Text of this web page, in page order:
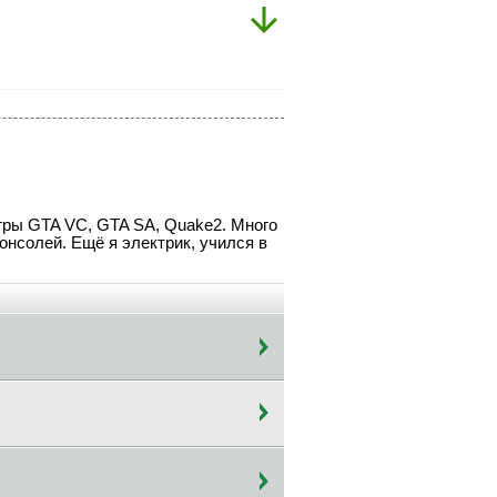
GTA VC, GTA SA, Quake2. Много
Ещё я электрик, учился в